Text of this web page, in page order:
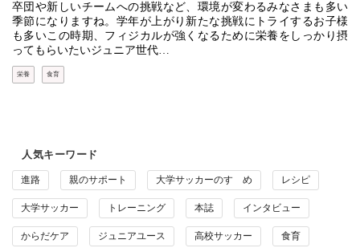
卒団や新しいチームへの挑戦など、環境が変わるみなさまも多い
季節になりますね。学年が上がり新たな挑戦にトライするお子様
も多いこの時期、フィジカルが強くなるために栄養をしっかり摂
ってもらいたいジュニア世代…
栄養 食育
人気キーワード
進路 親のサポート 大学サッカーのすゝめ レシピ
大学サッカー トレーニング 本誌 インタビュー
からだケア ジュニアユース 高校サッカー 食育